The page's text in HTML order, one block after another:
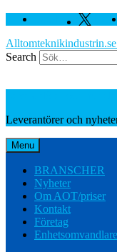
Facebook Twitter
Search
Leverantörer och
Menu
BRANSCHER
Nyheter
Om AOT/priser
Kontakt
Företag
Enhetsomvandlare